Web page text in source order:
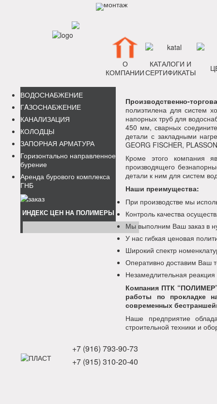
О
КОМПАНИИ
КАТАЛОГИ И
СЕРТИФИКАТЫ
ВОДОСНАБЖЕНИЕ
ГAЗОСНАБЖЕНИЕ
КАНАЛИЗАЦИЯ
КОЛОДЦЫ
ЗАПОРНАЯ АРМАТУРА
Горизонтально направленное
бурение
Аренда бурового комплекса
ГНБ
ИНДЕКС ЦЕН НА ПОЛИМЕРЫ
Производственно-
полиэтилена для систем
напорных труб для
450 мм, сварных
детали с закладными
GEORG FISCHER,
Кроме этого компания
производящего
детали к ним для систем
Наши преимущества:
При производстве мы
Контроль качества
Мы выполним Ваш заказ в
У нас гибкая ценовая
Широкий спектр
Оперативно доставим Ваш
Незамедлительная
Компания ПТК
работы по прокладке
современных
Наше предприятие
строительной техники и
+7 (916) 793-90-73
+7 (915) 310-20-40